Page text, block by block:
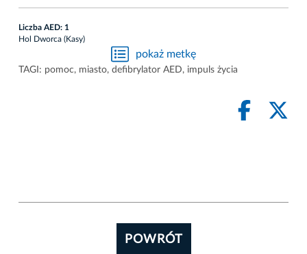
Liczba AED: 1
Hol Dworca (Kasy)
pokaż metkę
TAGI: pomoc, miasto, defibrylator AED, impuls życia
POWRÓT